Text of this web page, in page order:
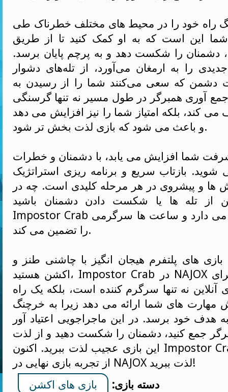
راه خود را در محیط های مختلف خطرناک طی
این است که به او کمک کنید تا از طریق
دشمنان را شکست دهد و به پرچم پایان برسد.
را به ارمغان می‌آورد، از تله‌های دشوار
دشمن که سعی می‌کنند شما را از رسیدن به
جمع آوری همبرگر در طول مسیر نه تنها گرسنگی
کند، بلکه امتیاز شما را نیز افزایش می دهد
و باعث می شود که بازی لذت بخش تر شود.
شما افزایش می یابد، با دشمنان و خطرات
شوید. بازتاب سریع و برنامه ریزی استراتژیک
ها و پیشروی در هر مرحله کلیدی است. چه در
از تله ها یا شکست دادن دشمنان باشید،
Impostor Crab شما را سرپا نگه می دارد و ساعت ها سرگرمی
را تضمین می کند.
های پلتفرم هیجان انگیز با چاشنی طنز و
اکشن هستید، Impostor Crab در NAJOX انتخاب مناسبی برای
نه تنها سرگرم کننده است، بلکه یک راه
مهارت های شما ارائه می دهد زیرا به خرچنگ
هدف خود برسد. در این ماجراجویی اعتیاد آور
جمع کنید، دشمنان را شکست دهید و از لذت
این بازی عجیب لذت ببرید. اکنون Impostor Crab را بازی کنید و
از تجربه بازی نهایی در NAJOX لذت ببرید!
دسته بازی:
بازی های اکشن